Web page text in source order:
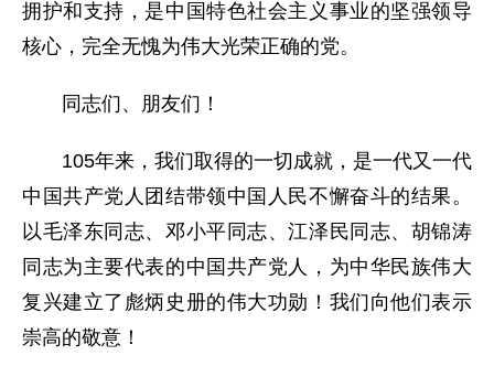
拥护和支持，是中国特色社会主义事业的坚强领导
核心，完全无愧为伟大光荣正确的党。
同志们、朋友们！
105年来，我们取得的一切成就，是一代又一代
中国共产党人团结带领中国人民不懈奋斗的结果。
以毛泽东同志、邓小平同志、江泽民同志、胡锦涛
同志为主要代表的中国共产党人，为中华民族伟大
复兴建立了彪炳史册的伟大功勋！我们向他们表示
崇高的敬意！